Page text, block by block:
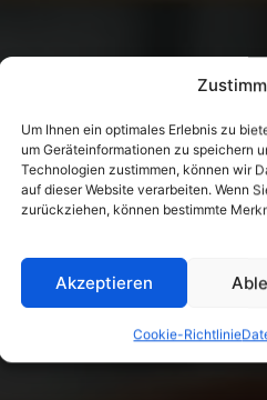
Um Ihnen ein optimales Erlebnis zu
um Geräteinformationen zu speichern
Technologien zustimmen, können wir
auf dieser Website verarbeiten. Wenn
zurückziehen, können bestimmte
Akzeptieren
Cookie-Richtlinie
Aufgabenverwaltung
Produktivität und